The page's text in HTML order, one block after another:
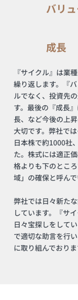
バリ
成長
『サイクル』は業
繰り返します。『
ルでなく、投資先
す。最後の『成長
長、など今後の上
大切です。弊社で
日本株で約1000社
た。株式には適正
格よりも下のとこ
域」の確保と呼んで
弊社では日々新た
しています。『サ
日々宝探しをして
で適切な助言を行
に取り組んでおりま